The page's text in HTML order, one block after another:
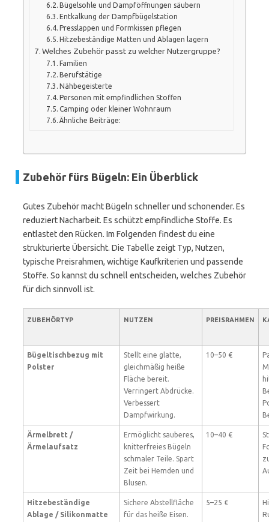
Bügelsohle und Dampföffnungen säubern
Entkalkung der Dampfbügelstation
Presslappen und Formkissen pflegen
Hitzebeständige Matten und Ablagen lagern
Welches Zubehör passt zu welcher Nutzergruppe?
Familien
Berufstätige
Nähbegeisterte
Personen mit empfindlichen Stoffen
Camping oder kleiner Wohnraum
Ähnliche Beiträge:
Zubehör fürs Bügeln: Ein Überblick
Gutes Zubehör macht Bügeln schneller und schonender. Es
reduziert Nacharbeit. Es schützt empfindliche Stoffe. Es
entlastet den Rücken. Im Folgenden findest du eine
strukturierte Übersicht. Die Tabelle zeigt Typ, Nutzen,
typische Preisrahmen, wichtige Kaufkriterien und passende
Stoffe. So kannst du schnell entscheiden, welches Zubehör
für dich sinnvoll ist.
ZUBEHÖRTYP NUTZEN PREISRAHMEN
Bügeltischbezug mit
Polster
Stellt eine glatte,
gleichmäßig heiße
Fläche bereit.
Verringert Abdrücke.
Verbessert
Dampfwirkung.
10–50 €
Ärmelbrett /
Ärmelaufsatz
Ermöglicht sauberes,
knitterfreies Bügeln
schmaler Teile. Spart
Zeit bei Hemden und
Blusen.
10–40 €
Hitzebeständige
Ablage / Silikonmatte
Sichere Abstellfläche
für das heiße Eisen.
5–25 €